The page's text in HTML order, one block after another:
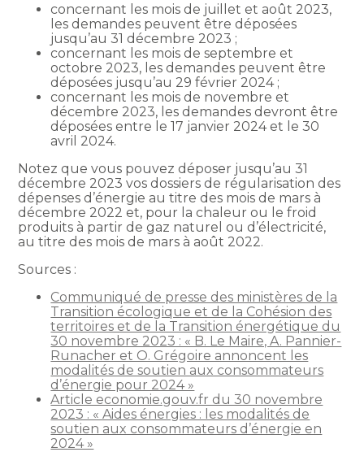
concernant les mois de juillet et août 2023,
les demandes peuvent être déposées
jusqu’au 31 décembre 2023 ;
concernant les mois de septembre et
octobre 2023, les demandes peuvent être
déposées jusqu’au 29 février 2024 ;
concernant les mois de novembre et
décembre 2023, les demandes devront être
déposées entre le 17 janvier 2024 et le 30
avril 2024.
Notez que vous pouvez déposer jusqu’au 31
décembre 2023 vos dossiers de régularisation des
dépenses d’énergie au titre des mois de mars à
décembre 2022 et, pour la chaleur ou le froid
produits à partir de gaz naturel ou d’électricité,
au titre des mois de mars à août 2022.
Sources :
Communiqué de presse des ministères de la
Transition écologique et de la Cohésion des
territoires et de la Transition énergétique du
30 novembre 2023 : « B. Le Maire, A. Pannier-
Runacher et O. Grégoire annoncent les
modalités de soutien aux consommateurs
d’énergie pour 2024 »
Article economie.gouv.fr du 30 novembre
2023 : « Aides énergies : les modalités de
soutien aux consommateurs d’énergie en
2024 »